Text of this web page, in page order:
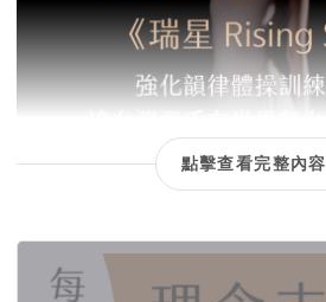
點擊查看完整內容